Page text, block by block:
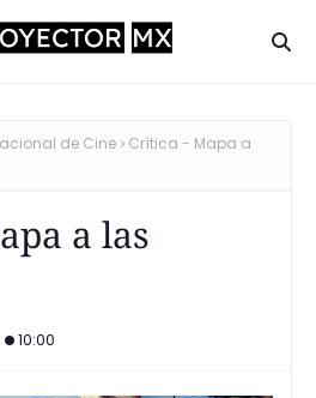
de Cine
Crítica - Mapa a
a las
10:00